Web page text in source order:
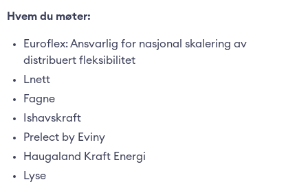
Hvem du møter:
Euroflex: Ansvarlig for nasjonal skalering av
distribuert fleksibilitet
Lnett
Fagne
Ishavskraft
Prelect by Eviny
Haugaland Kraft Energi
Lyse